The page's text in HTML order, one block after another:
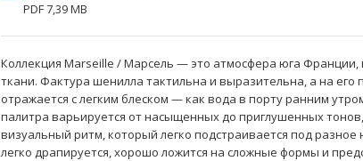
PDF 7,39 MB
Коллекция Marseille / Марсель — это атмосфера юга
ткани. Фактура шенилла тактильна и выразительна, а на его
отражается с легким блеском — как вода в порту ранним
палитра варьируется от насыщенных до приглушенных
визуальный ритм, который легко подстраивается под разное
легко драпируется, хорошо ложится на сложные формы и